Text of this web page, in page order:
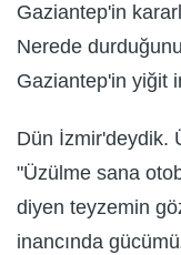
Gaziantep'in
Nerede
Gaziantep'in yiğit
Dün İzmir'deydik.
"Üzülme sana
diyen teyzemin
inancında